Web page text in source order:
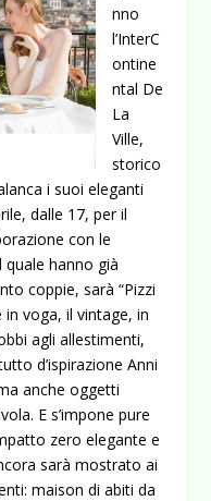
nno
l’InterC
ontine
ntal De
La
Ville,
storico
i suoi eleganti
dalle 17, per il
con le
quale hanno già
coppie, sarà “Pizzi
voga, il vintage, in
agli allestimenti,
d’ispirazione Anni
anche oggetti
E s’impone pure
zero elegante e
sarà mostrato ai
maison di abiti da